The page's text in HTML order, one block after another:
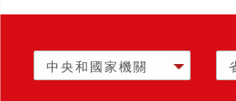
中央和國家機關